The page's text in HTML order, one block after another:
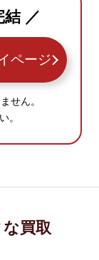
結 ／
ページ
せん。
。
買取